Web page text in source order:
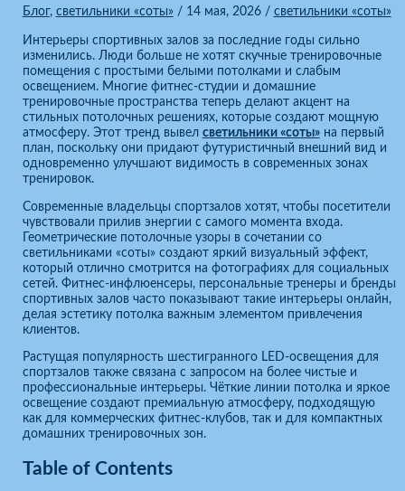
Блог, светильники «соты» / 14 мая, 2026 / светильники «соты»
Интерьеры спортивных залов за последние годы сильно
изменились. Люди больше не хотят скучные тренировочные
помещения с простыми белыми потолками и слабым
освещением. Многие фитнес-студии и домашние
тренировочные пространства теперь делают акцент на
стильных потолочных решениях, которые создают мощную
атмосферу. Этот тренд вывел светильники «соты»на первый
план, поскольку они придают футуристичный внешний вид и
одновременно улучшают видимость в современных зонах
тренировок.
Современные владельцы спортзалов хотят, чтобы посетители
чувствовали прилив энергии с самого момента входа.
Геометрические потолочные узоры в сочетании со
светильниками «соты» создают яркий визуальный эффект,
который отлично смотрится на фотографиях для социальных
сетей. Фитнес-инфлюенсеры, персональные тренеры и бренды
спортивных залов часто показывают такие интерьеры онлайн,
делая эстетику потолка важным элементом привлечения
клиентов.
Растущая популярность шестигранного LED-освещения для
спортзалов также связана с запросом на более чистые и
профессиональные интерьеры. Чёткие линии потолка и яркое
освещение создают премиальную атмосферу, подходящую
как для коммерческих фитнес-клубов, так и для компактных
домашних тренировочных зон.
Table of Contents